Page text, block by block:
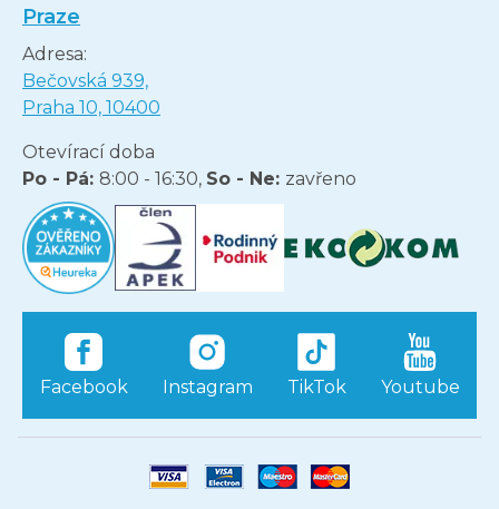
Praze
Adresa:
Bečovská 939,
Praha 10, 10400
Otevírací doba
Po - Pá: 8:00 - 16:30, So - Ne: zavřeno
Facebook Instagram TikTok Youtube